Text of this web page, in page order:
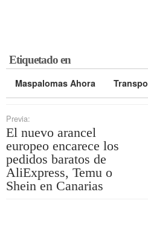
Etiquetado en
Maspalomas Ahora
Previa:
El nuevo arancel
europeo encarece los
pedidos baratos de
AliExpress, Temu o
Shein en Canarias